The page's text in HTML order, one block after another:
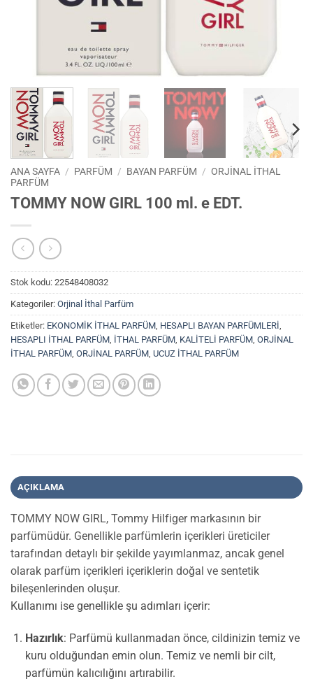
ANA SAYFA / PARFÜM / BAYAN PARFÜM / ORJINAL İTHAL
PARFÜM
TOMMY NOW GIRL 100 ml. e EDT.
Stok kodu: 22548408032
Kategoriler: Orjinal İthal Parfüm
Etiketler: EKONOMİK İTHAL PARFÜM HESAPLI BAYAN PARFÜMLERİ
HESAPLI İTHAL PARFÜM İTHAL PARFÜM KALİTELİ PARFÜM ORJİNAL
İTHAL PARFÜM ORJİNAL PARFÜM UCUZ İTHAL PARFÜM
AÇIKLAMA
TOMMY NOW GIRL, Tommy Hilfiger markasının bir
parfümüdür. Genellikle parfümlerin içerikleri üreticiler
tarafından detaylı bir şekilde yayımlanmaz, ancak genel
olarak parfüm içerikleri içeriklerin doğal ve sentetik
bileşenlerinden oluşur.
Kullanımı ise genellikle şu adımları içerir:
Hazırlık: Parfümü kullanmadan önce, cildinizin temiz ve
kuru olduğundan emin olun. Temiz ve nemli bir cilt,
parfümün kalıcılığını artırabilir.